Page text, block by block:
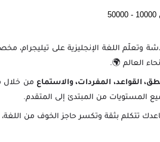
وتعلّم اللغة الإنجليزية على تيليجرام،
العالم 🌍.
القواعد، المفردات، والاستماع من خلال
المستويات من المبتدئ إلى المتقدم.
تتكلم بثقة وتكسر حاجز الخوف من